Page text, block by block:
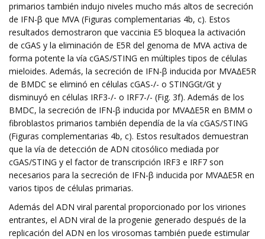
primarios también indujo niveles mucho más altos de secreción
de IFN-β que MVA (Figuras complementarias 4b, c). Estos
resultados demostraron que vaccinia E5 bloquea la activación
de cGAS y la eliminación de E5R del genoma de MVA activa de
forma potente la vía cGAS/STING en múltiples tipos de células
mieloides. Además, la secreción de IFN-β inducida por MVA∆E5R
de BMDC se eliminó en células cGAS-/- o STINGGt/Gt y
disminuyó en células IRF3-/- o IRF7-/- (Fig. 3f). Además de los
BMDC, la secreción de IFN-β inducida por MVA∆E5R en BMM o
fibroblastos primarios también dependía de la vía cGAS/STING
(Figuras complementarias 4b, c). Estos resultados demuestran
que la vía de detección de ADN citosólico mediada por
cGAS/STING y el factor de transcripción IRF3 e IRF7 son
necesarios para la secreción de IFN-β inducida por MVA∆E5R en
varios tipos de células primarias.
Además del ADN viral parental proporcionado por los viriones
entrantes, el ADN viral de la progenie generado después de la
replicación del ADN en los virosomas también puede estimular